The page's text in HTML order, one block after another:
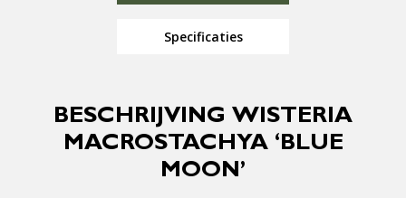
Specificaties
BESCHRIJVING WISTERIA
MACROSTACHYA ‘BLUE
MOON’